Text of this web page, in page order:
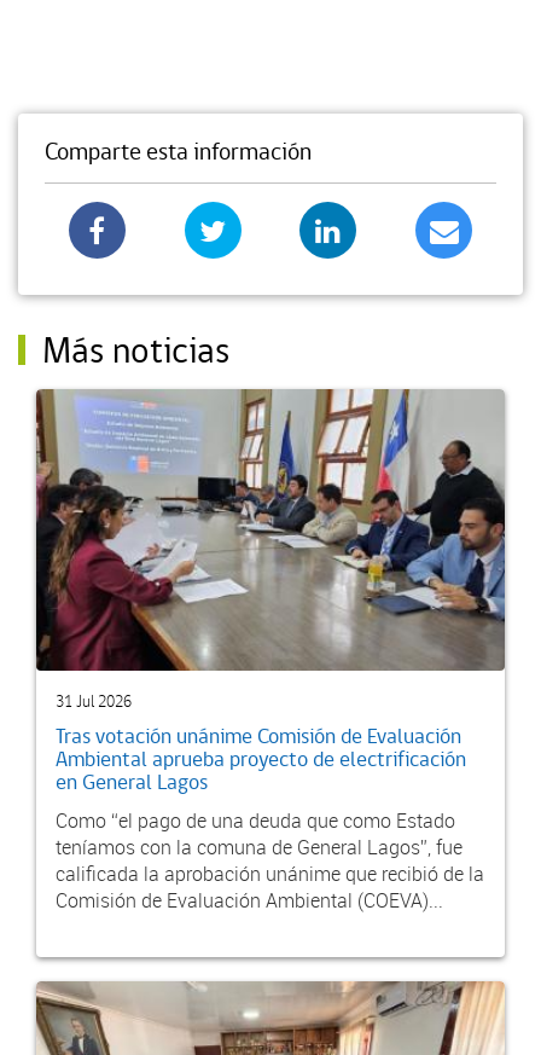
Comparte esta información
Más noticias
31 Jul 2026
Tras votación unánime Comisión de Evaluación
Ambiental aprueba proyecto de electrificación
en General Lagos
Como “el pago de una deuda que como Estado
teníamos con la comuna de General Lagos”, fue
calificada la aprobación unánime que recibió de la
Comisión de Evaluación Ambiental (COEVA)...